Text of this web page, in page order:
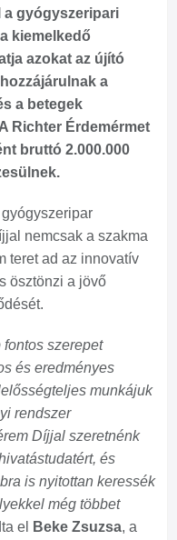
a gyógyszeripari
kiemelkedő
azokat az újító
a
a betegek
Richter Érdemérmet
bruttó 2.000.000
nemcsak a szakma
teret ad az innovatív
ösztönzi a jövő
fontos szerepet
és eredményes
munkájuk
rendszer
Díjjal szeretnénk
és
is nyitottan keressék
még többet
el Beke Zsuzsa, a